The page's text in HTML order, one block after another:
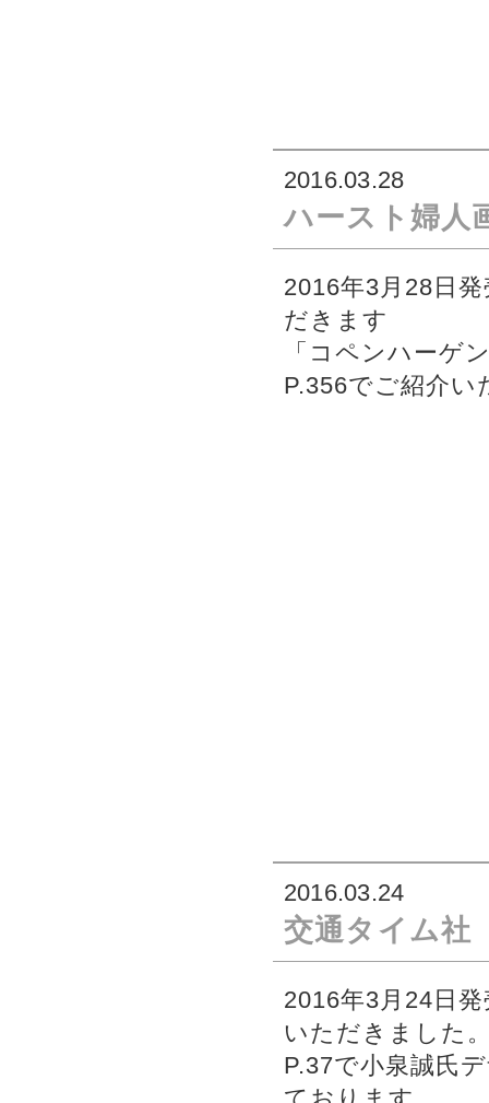
2016.03.28
ハースト婦人
2016年3月28日
だきます
「コペンハーゲ
P.356でご紹介
2016.03.24
交通タイム社
2016年3月24日
いただきました
P.37で小泉誠氏